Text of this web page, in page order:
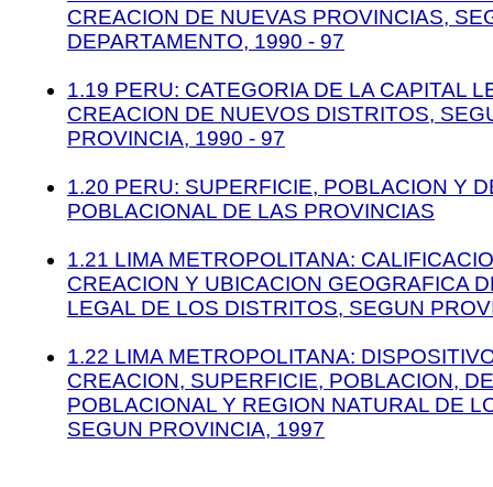
CREACION DE NUEVAS PROVINCIAS,
DEPARTAMENTO, 1990 - 97
1.19 PERU: CATEGORIA DE LA CAPITAL
CREACION DE NUEVOS DISTRITOS,
PROVINCIA, 1990 - 97
1.20 PERU: SUPERFICIE, POBLACION Y
POBLACIONAL DE LAS PROVINCIAS
1.21 LIMA METROPOLITANA:
CREACION Y UBICACION GEOGRAFICA
LEGAL DE LOS DISTRITOS, SEGUN
1.22 LIMA METROPOLITANA:
CREACION, SUPERFICIE, POBLACION,
POBLACIONAL Y REGION NATURAL DE
SEGUN PROVINCIA, 1997